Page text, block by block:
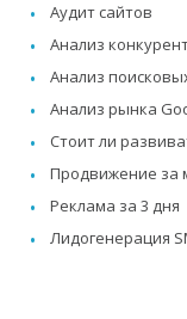
Аудит сайтов
Анализ
Анализ
Анализ рынка
Стоит ли
Продвижение за
Реклама за 3 дня
Лидогенерация